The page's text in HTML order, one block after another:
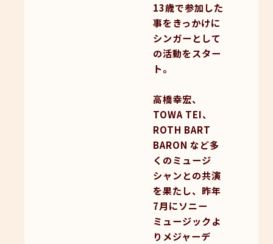
13歳で参加した
事をきっかけに
シンガーとして
の活動をスター
ト。
高橋幸宏、
TOWA TEI、
ROTH BART
BARON など多
くのミュージ
シャンとの共演
を果たし、昨年
7月にソニー
ミュージックよ
りメジャーデ